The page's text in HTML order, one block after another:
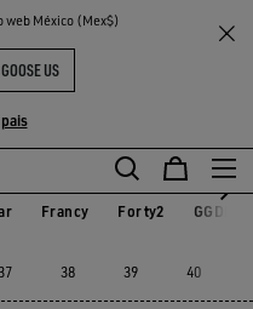
web México (Mex$)
US
Francy Forty2 GGDB
38 39 40